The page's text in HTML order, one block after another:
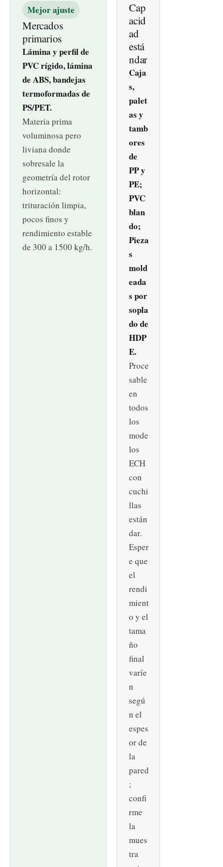
Mejor ajuste
Mercados
primarios
Lámina y perfil de
PVC rígido, lámina
de ABS, bandejas
termoformadas de
PS/PET.
Materia prima
voluminosa pero
liviana donde
sobresale la
geometría del rotor
horizontal:
trituración limpia,
pocos finos y
rendimiento estable
de 300 a 1500 kg/h.
Cap
acid
ad
está
ndar
Caja
s,
palet
as y
tamb
ores
de
PP y
PE;
PVC
blan
do;
Pieza
s
mold
eada
s por
sopla
do de
HDP
E.
Proce
sable
en
todos
los
mode
los
ECH
con
cuchi
llas
están
dar.
Esper
e que
el
rendi
mient
o y el
tama
ño
final
varíe
n
segú
n el
espes
or de
la
pared
;
confi
rme
la
mues
tra